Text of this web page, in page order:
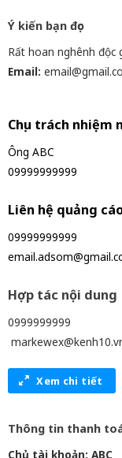
Ý kiến bạn đọc
Rất hoan nghênh
Email:
Chịu trách nhiệm
Ông ABC
09999999999
Liên hệ quảng
09999999999
Hợp tác nội dung
0999999999
Xem chi tiết
Thông tin thanh
Chủ tài khoản: ABC